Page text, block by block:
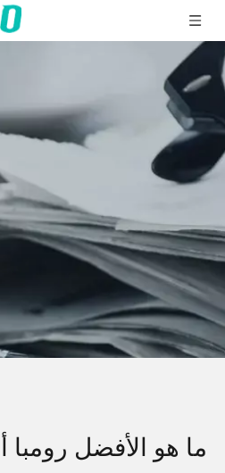
ما هو الأفضل